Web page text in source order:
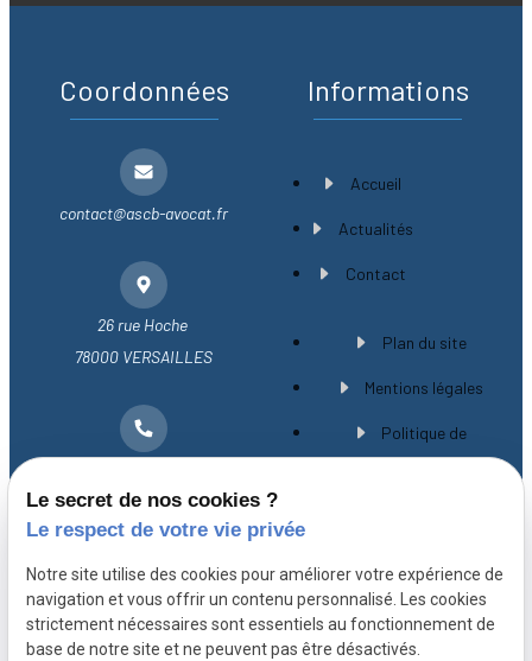
Coordonnées
contact@ascb-avocat.fr
26 rue Hoche
78000 VERSAILLES
01 30 21 28 54
Informations
Accueil
Actualités
Contact
Plan du site
Mentions légales
Politique de
A propos
Avocat spécialiste en droit immobilier à
Le secret de nos cookies ?
Le respect de votre vie privée
Notre site utilise des cookies pour améliorer votre expérience de
navigation et vous offrir un contenu personnalisé. Les cookies
strictement nécessaires sont essentiels au fonctionnement de
base de notre site et ne peuvent pas être désactivés.